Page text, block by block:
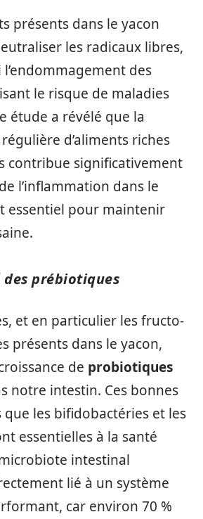
présents dans le yacon
les radicaux libres,
des
le risque de maladies
étude a révélé que la
d’aliments riches
contribue significativement
l’inflammation dans le
essentiel pour maintenir
prébiotiques
et en particulier les fructo-
présents dans le yacon,
de probiotiques
notre intestin. Ces bonnes
que les bifidobactéries et les
essentielles à la santé
intestinal
lié à un système
car environ 70 %